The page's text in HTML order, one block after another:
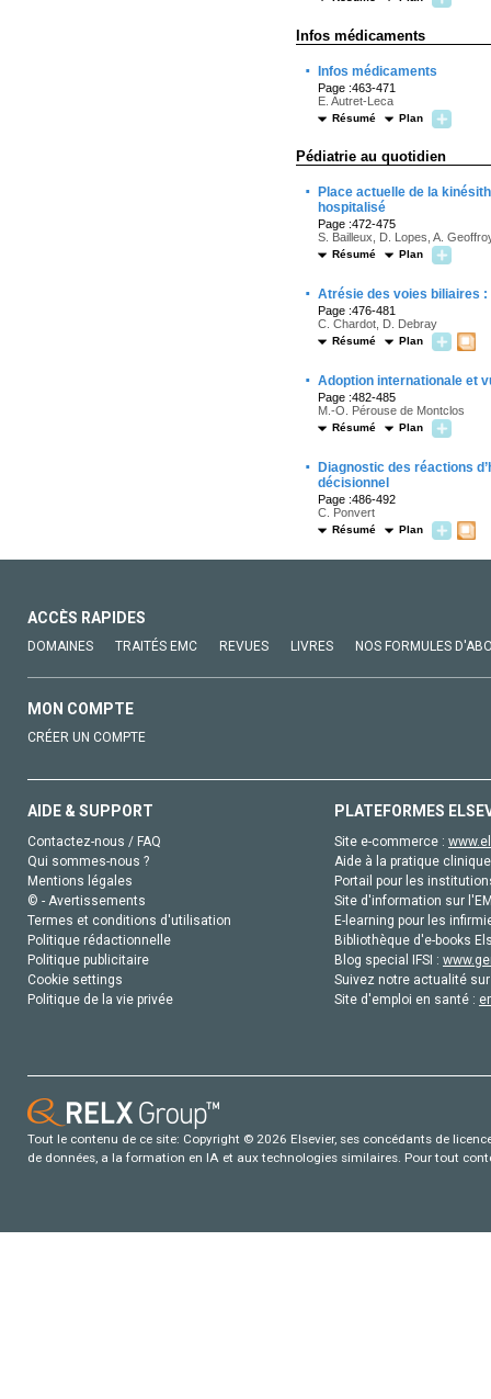
Infos médicaments
· Infos médicaments
Page :463-471
E. Autret-Leca
Résumé Plan
Pédiatrie au quotidien
·
Place actuelle de la
hospitalisé
Page :472-475
S. Bailleux, D. Lopes, A.
Résumé Plan
· Atrésie des voies biliaires
Page :476-481
C. Chardot, D. Debray
Résumé Plan
· Adoption internationale et
Page :482-485
M.-O. Pérouse de Montclos
Résumé Plan
·
Diagnostic des réactions
décisionnel
Page :486-492
C. Ponvert
Résumé Plan
ACCÈS RAPIDES
DOMAINES TRAITÉS EMC REVUES LIVRES NOS FORMULES
MON COMPTE
CRÉER UN COMPTE
AIDE & SUPPORT
Contactez-nous / FAQ
Qui sommes-nous ?
Mentions légales
© - Avertissements
Termes et conditions d'utilisation
Politique rédactionnelle
Politique publicitaire
Cookie settings
Politique de la vie privée
PLATEFORMES
Site e-commerce :
Aide à la pratique
Portail pour les
Site d'information sur
E-learning pour les
Bibliothèque d'e-books
Blog special IFSI :
Suivez notre actualité
Site d'emploi en santé :
Tout le contenu de ce site: Copyright © 2026 Elsevier, ses concédants de
de données, a la formation en IA et aux technologies similaires. Pour tout